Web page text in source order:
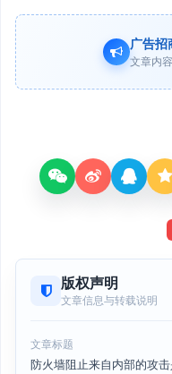
广告招
文章内
版权声明
文章信息与转载说明
文章标题
防火墙阻止来自内部的攻